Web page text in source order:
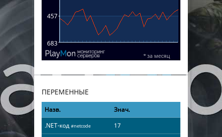
ПЕРЕМЕННЫЕ
Назв.
Знач.
.NET-код #netcode
17